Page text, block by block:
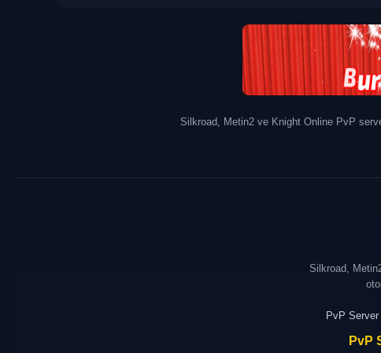
Silkroad, Metin2 ve Knight Online PvP
Silkroad,
PvP
PvP